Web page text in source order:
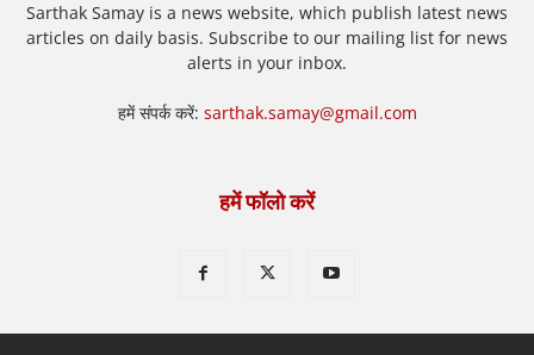
Sarthak Samay is a news website, which publish latest news
articles on daily basis. Subscribe to our mailing list for news
alerts in your inbox.
हमें संपर्क करें: sarthak.samay@gmail.com
हमें फॉलो करें